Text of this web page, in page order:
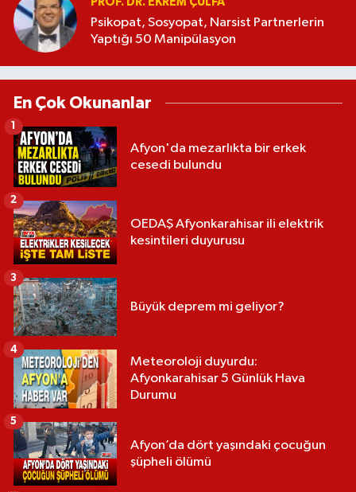
Psikopat, Sosyopat, Narsist Partnerlerin
Yaptığı 50 Manipülasyon
En Çok Okunanlar
Afyon'da mezarlıkta bir erkek
cesedi bulundu
1
OEDAŞ Afyonkarahisar ili elektrik
kesintileri duyurusu
2
Büyük deprem mi geliyor?
3
Meteoroloji duyurdu:
Afyonkarahisar 5 Günlük Hava
Durumu
4
Afyon’da dört yaşındaki çocuğun
şüpheli ölümü
5